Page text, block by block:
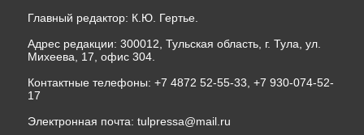
Главный редактор: К.Ю. Гертье.
Адрес редакции: 300012, Тульская область, г. Тула, ул.
Михеева, 17, офис 304.
Контактные телефоны: +7 4872 52-55-33, +7 930-074-52-
17
Электронная почта: tulpressa@mail.ru